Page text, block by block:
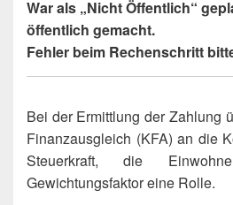
War als „Nicht Öffentlich“
öffentlich gemacht.
Fehler beim Rechenschritt
Bei der Ermittlung der Zahlung
Finanzausgleich (KFA) an die
Steuerkraft, die
Gewichtungsfaktor eine Rolle.